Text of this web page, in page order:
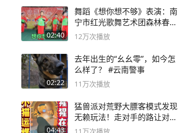
02:40
舞蹈《想你想不够》表演：南
宁市红光歌舞艺术团森林春红
舞蹈队。
12万次播放
02:22
去年出生的“幺幺零”，如今怎
么样了？ #云南警事
11万次播放
04:43
猛兽派对荒野大膘客模式发现
无赖玩法！走对手的路让对手
无路可走